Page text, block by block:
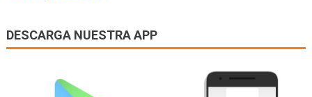
DESCARGA NUESTRA APP